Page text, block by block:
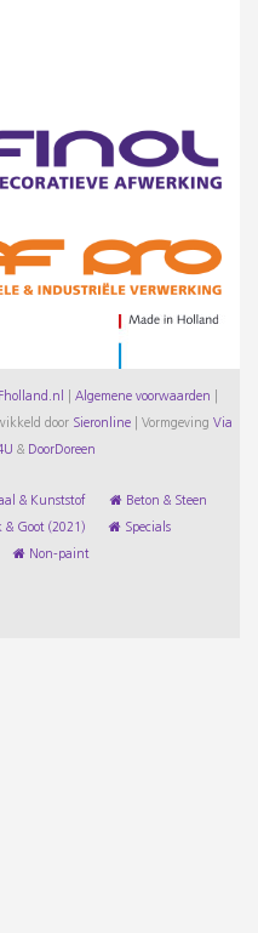
Algemene voorwaarden
door Sieronline Vormgeving Via
& DoorDoreen
& Kunststof Beton & Steen
Goot (2021) Specials
Non-paint